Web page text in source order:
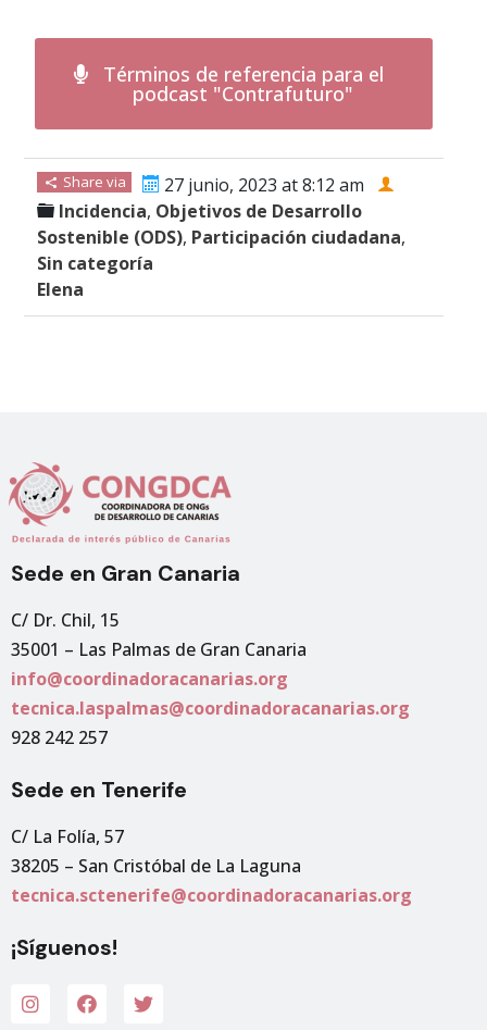
Términos de referencia para el
podcast "Contrafuturo"
Share via
27 junio, 2023 at 8:12 am
Incidencia, Objetivos de Desarrollo
Sostenible (ODS), Participación ciudadana,
Sin categoría
Elena
Sede en Gran Canaria
C/ Dr. Chil, 15
35001 – Las Palmas de Gran Canaria
info@coordinadoracanarias.org
tecnica.laspalmas@coordinadoracanarias.org
928 242 257
Sede en Tenerife
C/ La Folía, 57
38205 – San Cristóbal de La Laguna
tecnica.sctenerife@coordinadoracanarias.org
¡Síguenos!